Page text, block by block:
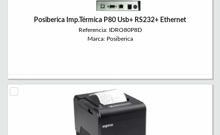
Posiberica Imp.Térmica P80 Usb+ RS232+ Ethernet
Referencia: IDRO80P8D
Marca: Posiberica